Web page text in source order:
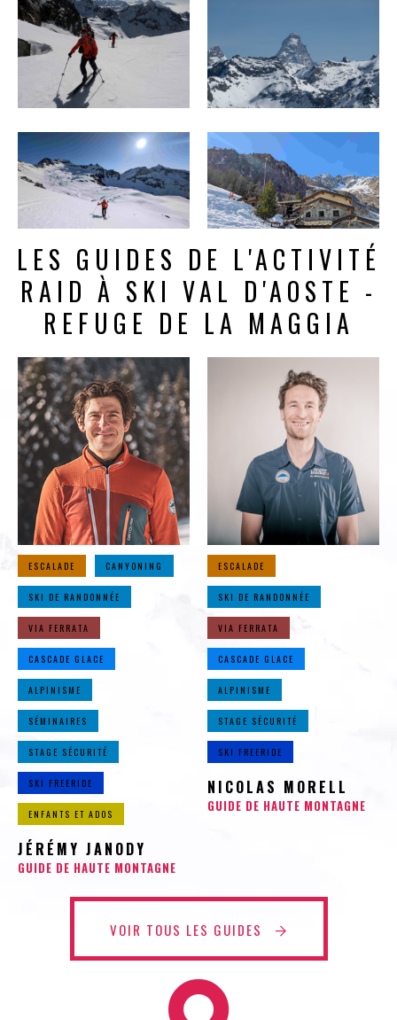
LES GUIDES DE L'ACTIVITÉ
RAID À SKI VAL D'AOSTE -
REFUGE DE LA MAGGIA
ESCALADE CANYONING
SKI DE RANDONNÉE
VIA FERRATA
CASCADE GLACE
ALPINISME
SÉMINAIRES
STAGE SÉCURITÉ
SKI FREERIDE
ENFANTS ET ADOS
JÉRÉMY JANODY
GUIDE DE HAUTE MONTAGNE
ESCALADE
SKI DE RANDONNÉE
VIA FERRATA
CASCADE GLACE
ALPINISME
STAGE SÉCURITÉ
SKI FREERIDE
NICOLAS MORELL
GUIDE DE HAUTE MONTAGNE
VOIR TOUS LES GUIDES